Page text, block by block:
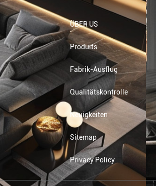
ÜBER US
Produits
Fabrik-Ausflug
Qualitätskontrolle
Neuigkeiten
Sitemap
Privacy Policy